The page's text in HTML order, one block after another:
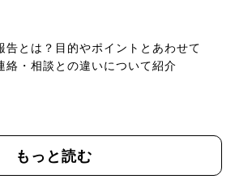
告とは？目的やポイントとあわせて
絡・相談との違いについて紹介
もっと読む